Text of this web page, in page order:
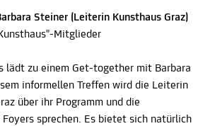
Steiner (Leiterin Kunsthaus Graz)
Mitglieder
lädt zu einem Get-together mit Barbara
informellen Treffen wird die Leiterin
über ihr Programm und die
sprechen. Es bietet sich natürlich